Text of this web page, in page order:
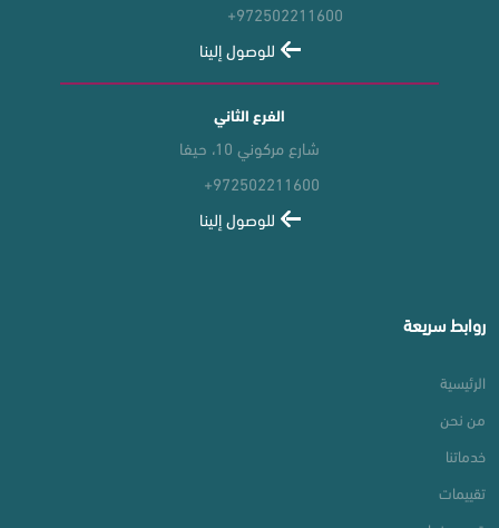
+972502211600
للوصول إلينا
الفرع الثاني
شارع مركوني 10، حيفا
+972502211600
للوصول إلينا
روابط سريعة
الرئيسية
من نحن
خدماتنا
تقييمات